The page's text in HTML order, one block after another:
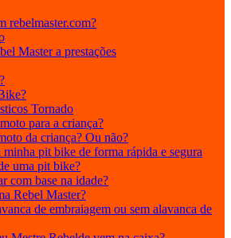
rebelmaster.com?
Master a prestações
Tornado
para a criança?
da criança? Ou não?
pit bike de forma rápida e segura
uma pit bike?
com base na idade?
Rebel Master?
de embraiagem ou sem alavanca de